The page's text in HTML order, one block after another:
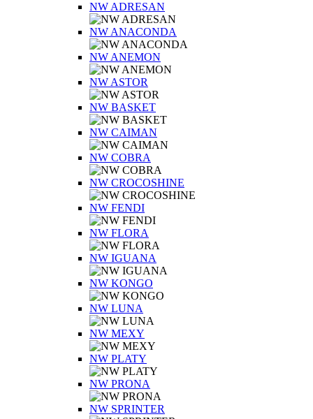
NW ADRESAN
NW ANACONDA
NW ANEMON
NW ASTOR
NW BASKET
NW CAIMAN
NW COBRA
NW CROCOSHINE
NW FENDI
NW FLORA
NW IGUANA
NW KONGO
NW LUNA
NW MEXY
NW PLATY
NW PRONA
NW SPRINTER